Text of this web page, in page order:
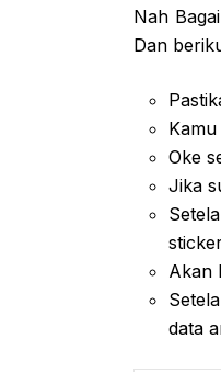
Nah
Dan
Oke
Jika
Akan
data